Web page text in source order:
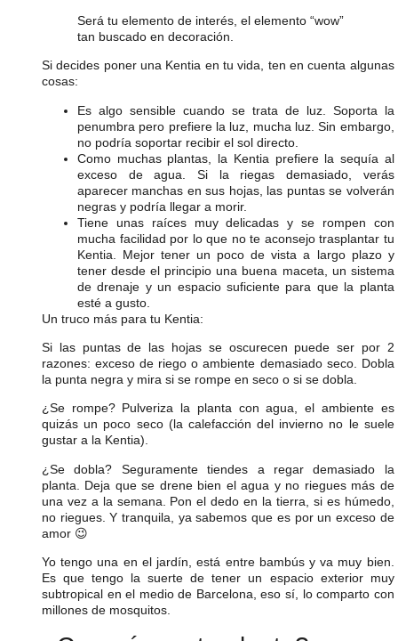
Será tu elemento de interés, el elemento “wow”
tan buscado en decoración.
Si decides poner una Kentia en tu vida, ten en cuenta algunas
cosas:
Es algo sensible cuando se trata de luz. Soporta la
penumbra pero prefiere la luz, mucha luz. Sin embargo,
no podría soportar recibir el sol directo.
Como muchas plantas, la Kentia prefiere la sequía al
exceso de agua. Si la riegas demasiado, verás
aparecer manchas en sus hojas, las puntas se volverán
negras y podría llegar a morir.
Tiene unas raíces muy delicadas y se rompen con
mucha facilidad por lo que no te aconsejo trasplantar tu
Kentia. Mejor tener un poco de vista a largo plazo y
tener desde el principio una buena maceta, un sistema
de drenaje y un espacio suficiente para que la planta
esté a gusto.
Un truco más para tu Kentia:
Si las puntas de las hojas se oscurecen puede ser por 2
razones: exceso de riego o ambiente demasiado seco. Dobla
la punta negra y mira si se rompe en seco o si se dobla.
¿Se rompe? Pulveriza la planta con agua, el ambiente es
quizás un poco seco (la calefacción del invierno no le suele
gustar a la Kentia).
¿Se dobla? Seguramente tiendes a regar demasiado la
planta. Deja que se drene bien el agua y no riegues más de
una vez a la semana. Pon el dedo en la tierra, si es húmedo,
no riegues. Y tranquila, ya sabemos que es por un exceso de
amor 😉
Yo tengo una en el jardín, está entre bambús y va muy bien.
Es que tengo la suerte de tener un espacio exterior muy
subtropical en el medio de Barcelona, eso sí, lo comparto con
millones de mosquitos.